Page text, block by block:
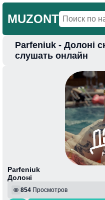
MUZONT
Главная
Parfeniuk - Долоні
слушать онлайн
Parfeniuk
Долоні
854 Просмотров